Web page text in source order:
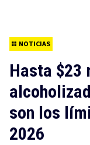
NOTICIAS
Hasta $23
son los
2026